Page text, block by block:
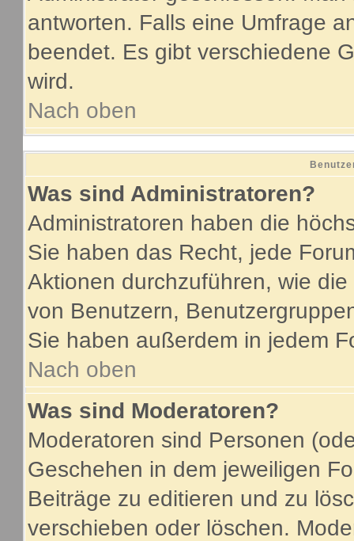
antworten. Falls eine Umfrage
beendet. Es gibt verschiedene
wird.
Nach oben
Was sind Administratoren?
Administratoren haben die
Sie haben das Recht, jede
Aktionen durchzuführen, wie
von Benutzern,
Sie haben außerdem in jedem
Nach oben
Was sind Moderatoren?
Moderatoren sind Personen
Geschehen in dem jeweiligen
Beiträge zu editieren und zu
verschieben oder löschen.